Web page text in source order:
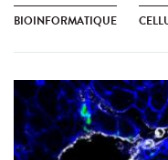
BIOINFORMATIQUE